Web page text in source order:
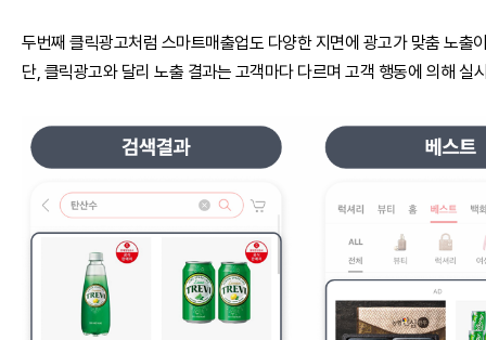
두번째 클릭광고처럼 스마트매출업도 다양한 지면에 광고가 맞춤 노출
단, 클릭광고와 달리 노출 결과는 고객마다 다르며 고객 행동에 의해 실